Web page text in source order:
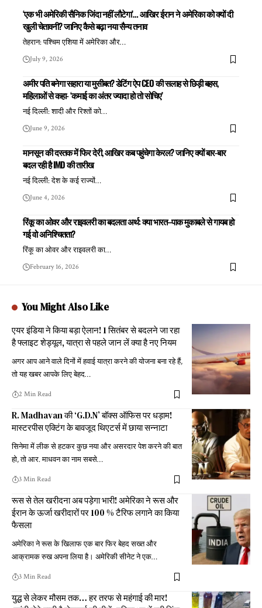
‘एक भी अमेरिकी सैनिक जिंदा नहीं लौटेगा’… आखिर ईरान ने अमेरिका को क्यों दी
खुली चेतावनी? जानिए कैसे बढ़ा नया सैन्य तनाव
तेहरान: पश्चिम एशिया में अमेरिका और…
July 9, 2026
अमीर पति बनेगा सहारा या मुसीबत? डेटिंग ऐप CEO की सलाह से छिड़ी बहस,
महिलाओं से कहा- ‘कमाई का अंतर ज्यादा हो तो सोचिए’
नई दिल्ली: शादी और रिश्तों को…
June 9, 2026
मानसून की दस्तक में फिर देरी, आखिर कब पहुंचेगा केरल? जानिए क्यों बार-बार
बदल रही है IMD की तारीख
नई दिल्ली: देश के कई राज्यों…
June 4, 2026
रिंकू का ओवर और राइवलरी का बदलता अर्थ: क्या भारत–पाक मुकाबले से गायब हो
गई वो अनिश्चितता?
रिंकू का ओवर और राइवलरी का…
February 16, 2026
You Might Also Like
एयर इंडिया ने किया बड़ा ऐलान! 1 सितंबर से बदलने जा रहा
है फ्लाइट शेड्यूल, यात्रा से पहले जान लें क्या है नए नियम
अगर आप आने वाले दिनों में हवाई यात्रा करने की योजना बना रहे हैं,
तो यह खबर आपके लिए बेहद…
2 Min Read
R. Madhavan की ‘G.D.N’ बॉक्स ऑफिस पर धड़ाम!
मास्टरपीस एक्टिंग के बावजूद थिएटर्स में छाया सन्नाटा
सिनेमा में लीक से हटकर कुछ नया और असरदार पेश करने की बात
हो, तो आर. माधवन का नाम सबसे…
3 Min Read
रूस से तेल खरीदना अब पड़ेगा भारी! अमेरिका ने रूस और
ईरान के ऊर्जा खरीदारों पर 100 % टैरिफ लगाने का किया
फैसला
अमेरिका ने रूस के खिलाफ एक बार फिर बेहद सख्त और
आक्रामक रुख अपना लिया है। अमेरिकी सीनेट ने एक…
3 Min Read
युद्ध से लेकर मौसम तक… हर तरफ से महंगाई की मार!